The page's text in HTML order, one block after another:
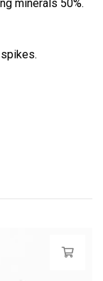
minerals 50%.